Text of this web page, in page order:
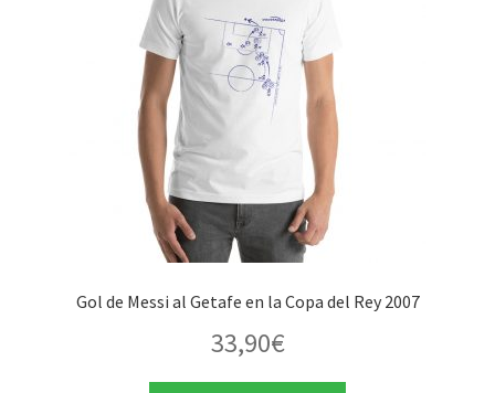
Gol de Messi al Getafe en la Copa del Rey 2007
33,90€